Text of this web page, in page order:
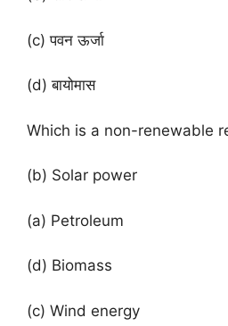
(c) पवन ऊर्जा
(d) बायोमास
Which is a non-renewable
(b) Solar power
(a) Petroleum
(d) Biomass
(c) Wind energy